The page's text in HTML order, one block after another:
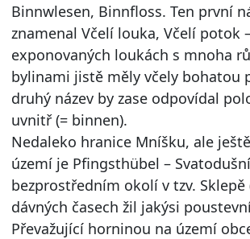
Binnwlesen, Binnfloss. Ten první
znamenal Včelí louka, Včelí potok
exponovaných loukách s mnoha
bylinami jistě měly včely bohatou
druhý název by zase odpovídal
uvnitř (= binnen).
Nedaleko hranice Mníšku, ale
území je Pfingsthübel –
bezprostředním okolí v tzv. Sklepě
dávných časech žil jakýsi
Převažující horninou na území